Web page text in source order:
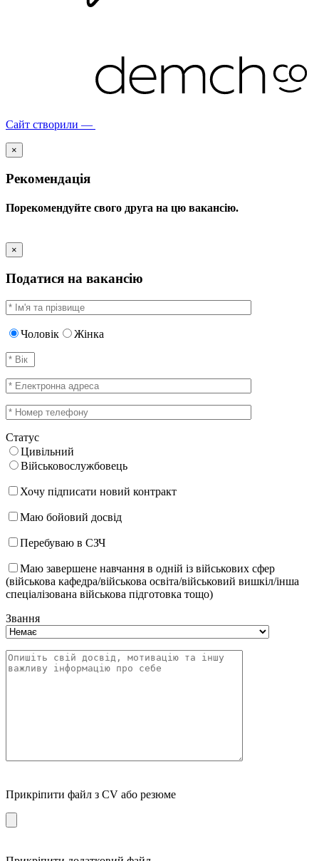
Сайт створили —
×
Рекомендація
Порекомендуйте свого друга на цю вакансію.
×
Податися на вакансію
Чоловік Жінка
Статус
Цивільний
Військовослужбовець
Хочу підписати новий контракт
Маю бойовий досвід
Перебуваю в СЗЧ
Маю завершене навчання в одній із військових сфер
(військова кафедра/військова освіта/військовий вишкіл/інша
спеціалізована військова підготовка тощо)
Звання
Прикріпити файл з CV або резюме